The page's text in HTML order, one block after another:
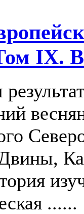
IX.
......